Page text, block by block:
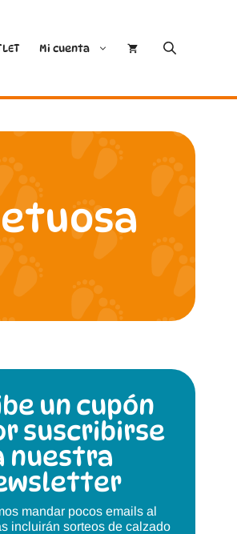
Bobux
CoqueFlex
Dodo Shoes
Lang.S
OmaKing
Reima
Snugi
Titanitos
Tikki
Mi cuenta
un cupón
suscribirse
nuestra
mandar pocos emails al
incluirán sorteos de calzado